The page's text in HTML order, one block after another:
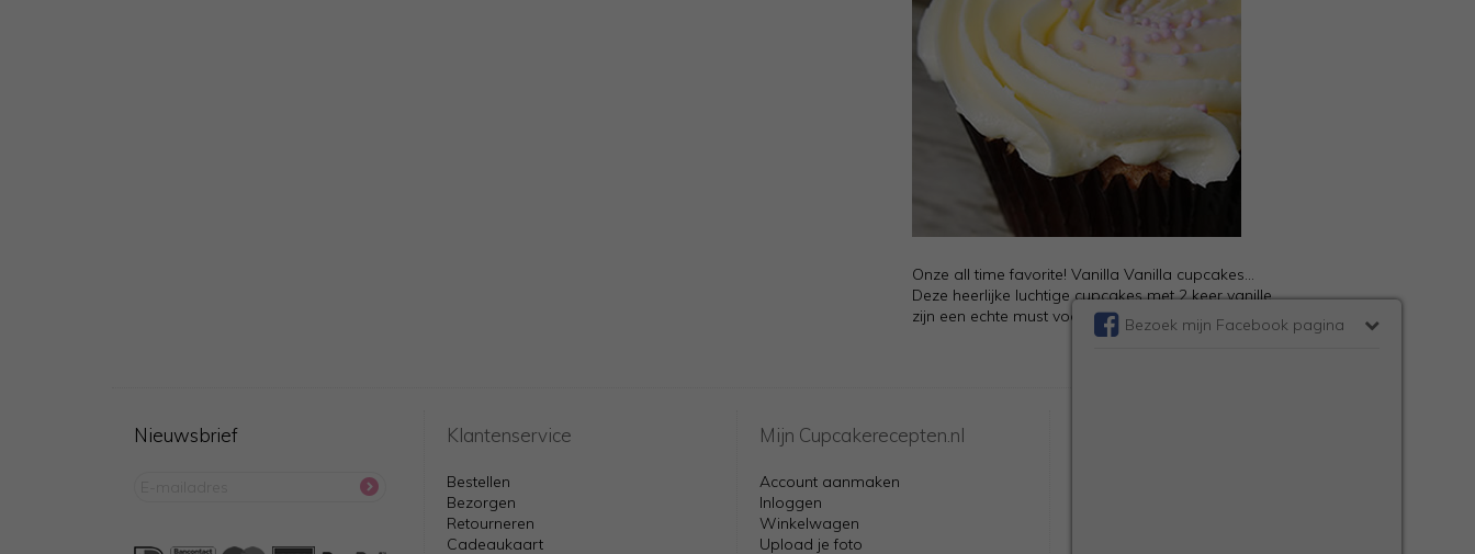
Onze all time favorite! Vanilla Vanilla cupcakes...
Deze heerlijke luchtige cupcakes met 2 keer vanille
zijn een echte must voor elke cupcake lover!
Nieuwsbrief Klantenservice
Bestellen
Bezorgen
Retourneren
Cadeaukaart
Mijn Cupcakerecepten.nl
Account aanmaken
Inloggen
Winkelwagen
Upload je foto
Bezoek mijn Facebook pagina